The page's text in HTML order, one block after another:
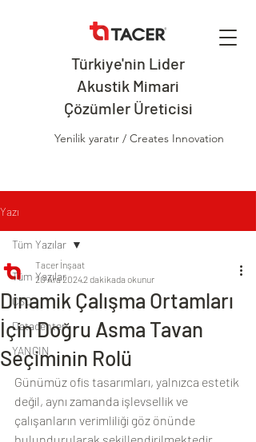
Türkiye'nin Lider
Akustik Mimari
Çözümler Üreticisi
Yenilik yaratır / Creates Innovation
Yazı
Tüm Yazılar
CSO
Datacenter
YANGIN
Tüm Yazılar
Dinamik Çalışma Ortamları
İçin Doğru Asma Tavan
Seçiminin Rolü
Tacer İnşaat
20 Ara 20242 dakikada okunur
Günümüz ofis tasarımları, yalnızca estetik
değil, aynı zamanda işlevsellik ve
çalışanların verimliliği göz önünde